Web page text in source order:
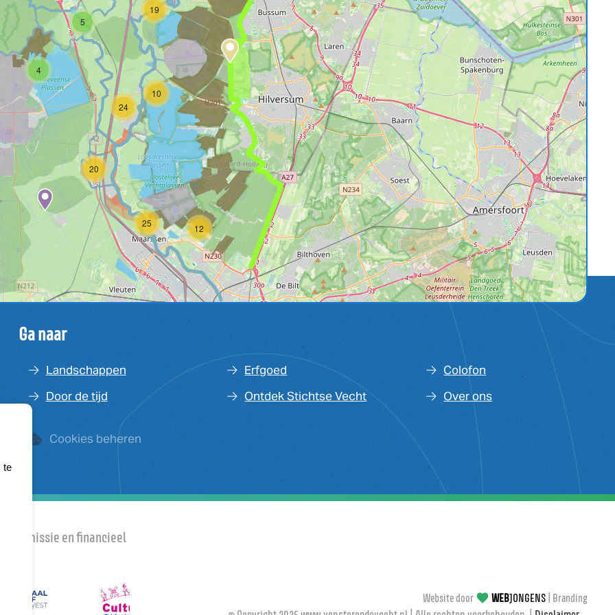
te
19
12
25
4
5
10
24
20
Ga naar
Landschappen
Door de tijd
Erfgoed
Ontdek Stichtse Vecht
Colofon
Over ons
Cookies beheren
en financieel
Website door WEBJONGENS Branding